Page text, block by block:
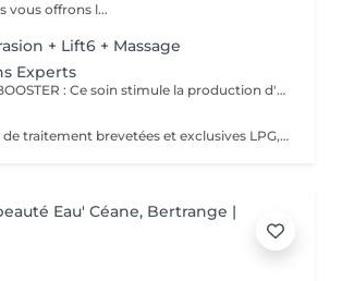
vous offrons l...
+ Lift6 + Massage
Experts
HYDRATATION BOOSTER : Ce soin stimule la production d'acide hyaluronique et relance la micro-circulation pour hydrater intensément, repulper et lisser la peau tout en la protégeant des agressions extérieures et du vieillissement cutané. PEAU NEUVE : Grâce à une double exfoliation mécanique et chimique du visage et du cou, ce soin nettoie en profondeur et draine les toxines pour retrouver une peau saine, uniforme, lumineuse et des traits reposés. REGENERATION CELLULAIRE: Ce grand soin anti-âge complet (visage, cou, mains) stimule les méridiens pour favoriser l'élimination des toxines et la circulation des flux énergétiques, exfolie la peau pour unifier et illuminer le teint et booste la régénération cellulaire pour combler les rides et raffermir la peau.
Grâce à des têtes de traitement brevetées et exclusives LPG, la technique endermologie stimule délicatement la peau pour réactiver l'activité cellulaire endormie, naturellement, sans douleur et sans effet secondaire. Les cellules cibles ainsi réveillées opèrent de l'intérieur une vraie métamorphose de la peau pour des résultats anti-âge visibles. La tête de soin LPG équipée de la technologie clapets motorisés séquentiels stimule les fibroblastes (cellules jeunesse) qui relancent alors la production de collagène, d'élastine et d'acide hyaluronique naturels, substances essentielles à la fermeté, au volume et à la souplesse de la peau.